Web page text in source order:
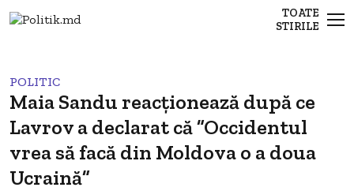
TOATE
STIRILE
POLITIC
Maia Sandu reacționează după ce
Lavrov a declarat că ”Occidentul
vrea să facă din Moldova o a doua
Ucraină”